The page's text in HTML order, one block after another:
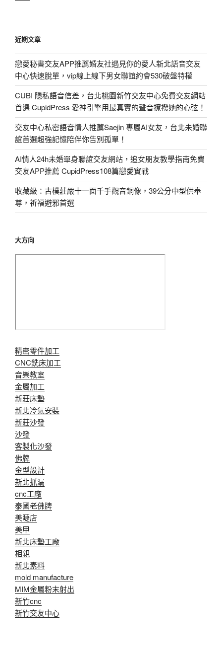
近期文章
戀愛秘書交友APP推薦婚友社遇見你的愛人新北語音交友
中心快速脫單，vip線上線下男女聯誼約會530破盤特權
CUBI 隱私語音信差，台北桃園新竹交友中心免費交友網站
首選 CupidPress 愛神引擎用最真實的聲音撩撥她的心弦！
交友中心私密語音情人推薦Saejin 專屬AI女友，台北未婚聯
誼首選超強記憶陪伴你告別孤單！
AI情人24h未婚單身聯誼交友網站，追女朋友教學指南免費
交友APP推薦 CupidPress108篇戀愛實戰
收藏級：古樸莊嚴十一面千手觀音銅像，39公分中型供奉
尊，祈福避邪首選
大方向
精密零件加工
CNC銑床加工
音樂教室
金屬加工
新莊床墊
新北冷氣安裝
新莊沙發
沙發
客製化沙發
佛牌
金型設計
新北抓漏
cnc工廠
泰國老佛牌
美睫店
美甲
新北床墊工廠
相親
新北素料
mold manufacture
MIM金屬粉末射出
新竹cnc
新竹交友中心